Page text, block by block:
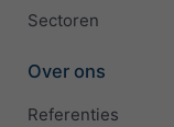
Sectoren
Over ons
Referenties